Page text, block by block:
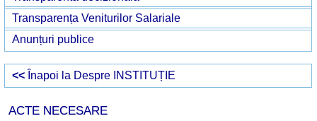
Transparența Veniturilor Salariale
Anunțuri publice
<< Înapoi la Despre INSTITUȚIE
ACTE NECESARE